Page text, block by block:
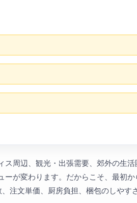
周辺、観光・出張需要、郊外の生
が変わります。だからこそ、最初
注文単価、厨房負担、梱包のしやす